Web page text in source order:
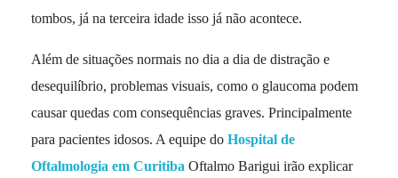
tombos, já na terceira idade isso já não acontece.
Além de situações normais no dia a dia de distração e
desequilíbrio, problemas visuais, como o glaucoma podem
causar quedas com consequências graves. Principalmente
para pacientes idosos. A equipe do Hospital de
Oftalmologia em Curitiba Oftalmo Barigui irão explicar